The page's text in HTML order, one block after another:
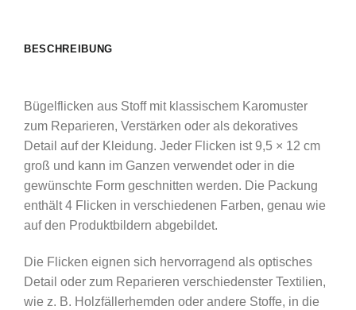
BESCHREIBUNG
Bügelflicken aus Stoff mit klassischem Karomuster
zum Reparieren, Verstärken oder als dekoratives
Detail auf der Kleidung. Jeder Flicken ist 9,5 × 12 cm
groß und kann im Ganzen verwendet oder in die
gewünschte Form geschnitten werden. Die Packung
enthält 4 Flicken in verschiedenen Farben, genau wie
auf den Produktbildern abgebildet.
Die Flicken eignen sich hervorragend als optisches
Detail oder zum Reparieren verschiedenster Textilien,
wie z. B. Holzfällerhemden oder andere Stoffe, in die